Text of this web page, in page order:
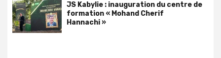
JS Kabylie : inauguration du centre de
formation « Mohand Cherif
Hannachi »